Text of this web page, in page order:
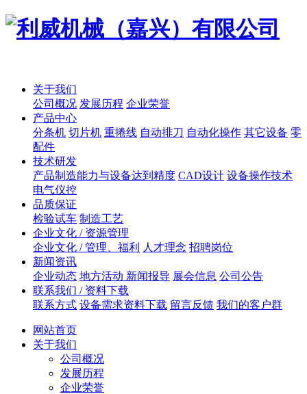
关于我们
公司概况 发展历程 企业荣誉
产品中心
分条机 切片机 重捲线 自动排刀 自动化操作 其它设备 零
配件
技术研发
产品制造能力与设备达到精度 CAD设计 设备操作技术
电气仪控
品质保证
检验试车 制造工艺
企业文化 / 资源管理
企业文化 / 管理、福利
人才理念 招聘岗位
新闻资讯
企业动态 地方活动 新闻报导 展会信息 公司公告
联系我们 / 资料下载
联系方式 设备需求资料下载 留言反馈 我们的客户群
网站首页
关于我们
公司概况
发展历程
企业荣誉